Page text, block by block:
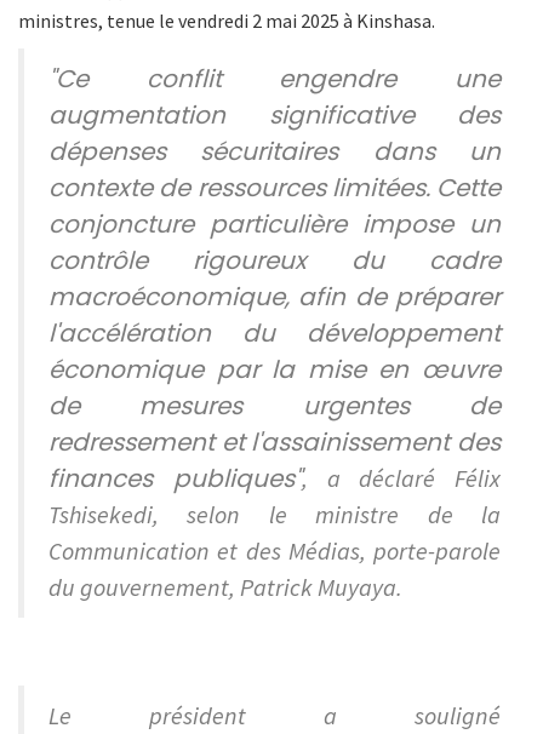
ministres, tenue le vendredi 2 mai 2025 à Kinshasa.
"Ce conflit engendre une
augmentation significative des
dépenses sécuritaires dans un
contexte de ressources limitées. Cette
conjoncture particulière impose un
contrôle rigoureux du cadre
macroéconomique, afin de préparer
l'accélération du développement
économique par la mise en œuvre
de mesures urgentes de
redressement et l'assainissement des
finances publiques", a déclaré Félix
Tshisekedi, selon le ministre de la
Communication et des Médias, porte-parole
du gouvernement, Patrick Muyaya.
Le président a souligné